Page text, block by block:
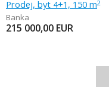
Prodej, byt 4+1, 150 m2
Banka
215 000,00 EUR